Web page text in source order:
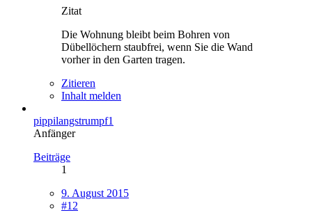
Zitat
Die Wohnung bleibt beim Bohren von
Dübellöchern staubfrei, wenn Sie die Wand
vorher in den Garten tragen.
Zitieren
Inhalt melden
pippilangstrumpf1
Anfänger
Beiträge
1
9. August 2015
#12